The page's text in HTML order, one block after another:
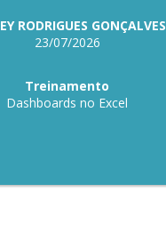
RODRIGUES GONÇALVES
23/07/2026
Treinamento
Dashboards no Excel